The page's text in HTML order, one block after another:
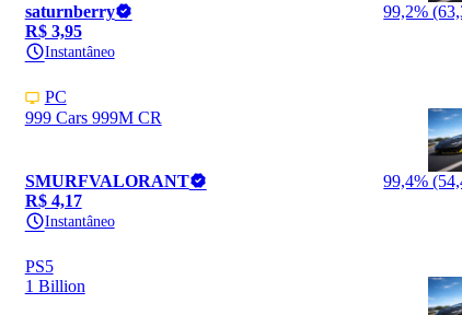
saturnberry
99,2%
R$ 3,95
Instantâneo
PC
999 Cars 999M CR
SMURFVALORANT
99,4%
R$ 4,17
Instantâneo
PS5
1 Billion